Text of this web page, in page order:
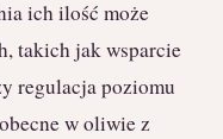
ich ilość może
takich jak wsparcie
regulacja poziomu
w oliwie z